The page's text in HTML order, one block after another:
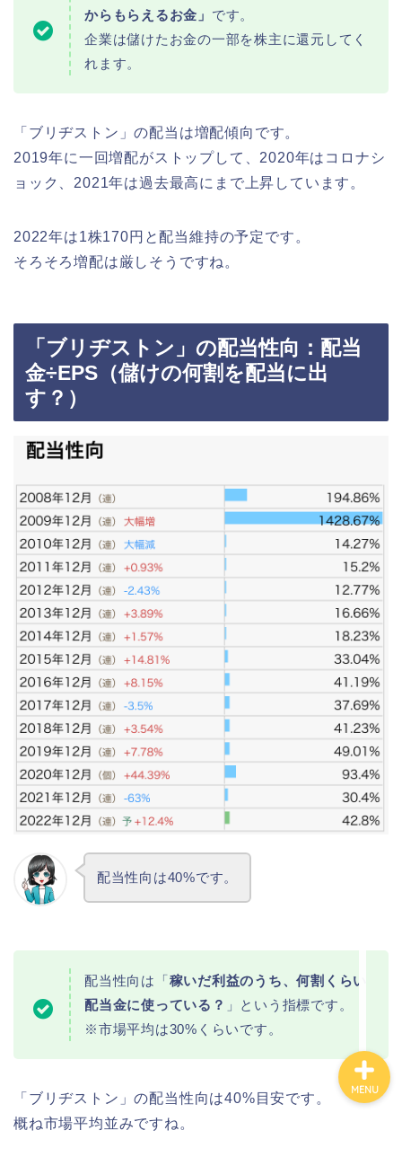
からもらえるお金」 です。
企業は儲けたお金の一部を株主に還元してく
れます。
「ブリヂストン」の配当は増配傾向です。
2019年に一回増配がストップして、2020年はコロナシ
ョック、2021年は過去最高にまで上昇しています。
2022年は1株170円と配当維持の予定です。
そろそろ増配は厳しそうですね。
「ブリヂストン」の配当性向：配当
金÷EPS（儲けの何割を配当に出
す？）
配当性向は40%です。
配当性向は「稼いだ利益のうち、何割くらい
配当金に使っている？ 」という指標です。
※市場平均は30%くらいです。
「ブリヂストン」の配当性向は40%目安です。
概ね市場平均並みですね。
MENU
カテゴリ別おすすめ株◯
株式投資・金融知識
ビジネス・仕事